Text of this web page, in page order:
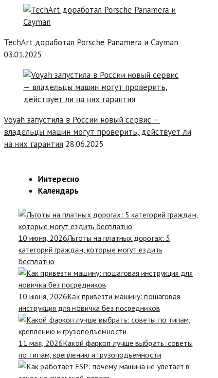
TechArt доработал Porsche Panamera и Cayman
03.01.2025
Voyah запустила в России новый сервис —
владельцы машин могут проверить, действует ли
на них гарантия 28.06.2025
Интересно
Календарь
10 июня, 2026Льготы на платных дорогах: 5
категорий граждан, которые могут ездить
бесплатно
10 июня, 2026Как привезти машину: пошаговая
инструкция для новичка без посредников
11 мая, 2026Какой фаркоп лучше выбрать: советы
по типам, креплению и грузоподъемности